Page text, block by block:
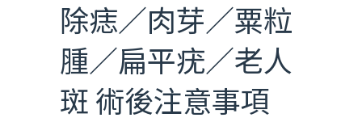
除痣／肉芽／粟粒
腫／扁平疣／老人
斑 術後注意事項